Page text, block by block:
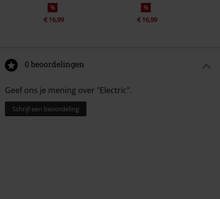
%
€ 16,99
%
€ 16,99
0 beoordelingen
Geef ons je mening over "Electric".
Schrijf een beoordeling